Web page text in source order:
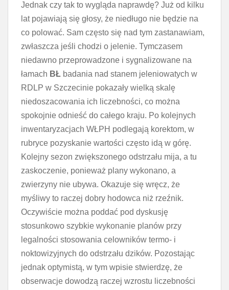
Jednak czy tak to wygląda naprawdę? Już od kilku
lat pojawiają się głosy, że niedługo nie będzie na
co polować. Sam często się nad tym zastanawiam,
zwłaszcza jeśli chodzi o jelenie. Tymczasem
niedawno przeprowadzone i sygnalizowane na
łamach BŁ badania nad stanem jeleniowatych w
RDLP w Szczecinie pokazały wielką skalę
niedoszacowania ich liczebności, co można
spokojnie odnieść do całego kraju. Po kolejnych
inwentaryzacjach WŁPH podlegają korektom, w
rubryce pozyskanie wartości często idą w górę.
Kolejny sezon zwiększonego odstrzału mija, a tu
zaskoczenie, ponieważ plany wykonano, a
zwierzyny nie ubywa. Okazuje się wręcz, że
myśliwy to raczej dobry hodowca niż rzeźnik.
Oczywiście można poddać pod dyskusję
stosunkowo szybkie wykonanie planów przy
legalności stosowania celowników termo- i
noktowizyjnych do odstrzału dzików. Pozostając
jednak optymistą, w tym wpisie stwierdzę, że
obserwacje dowodzą raczej wzrostu liczebności